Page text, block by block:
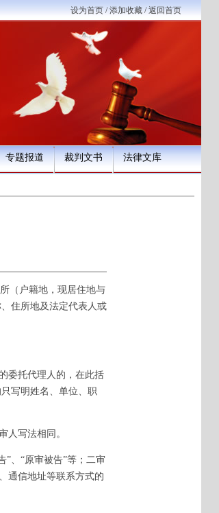
设为首页/添加收藏/返回首页
专题报道 裁判文书 法律文库
（户籍地，现居住地与
住所地及法定代表人或
委托代理人的，在此括
写明姓名、单位、职
写法相同。
、“原审被告”等；二审
通信地址等联系方式的